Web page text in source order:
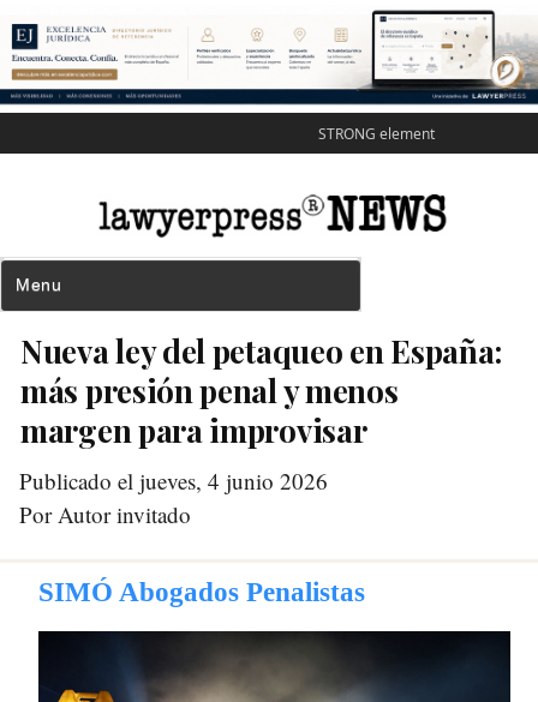
STRONG element
Nueva ley del petaqueo en España:
más presión penal y menos
margen para improvisar
Publicado el jueves, 4 junio 2026
Por Autor invitado
SIMÓ Abogados Penalistas